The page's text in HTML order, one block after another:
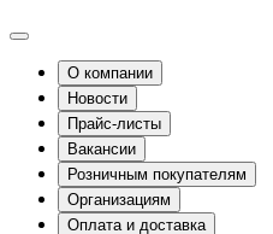
О компании
Новости
Прайс-листы
Вакансии
Розничным покупателям
Организациям
Оплата и доставка